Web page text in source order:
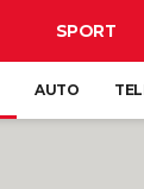
SPORT
AUTO